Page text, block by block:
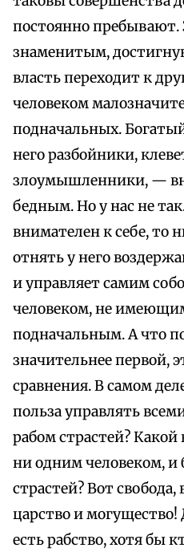
постоянно пребывают.
знаменитым,
власть переходит к
человеком
подначальных.
него разбойники,
злоумышленники, —
бедным. Но у нас не
внимателен к себе, то
отнять у него
и управляет самим
человеком, не
подначальным. А что
значительнее первой,
сравнения. В самом
польза управлять
рабом страстей?
ни одним человеком, и
страстей? Вот свобода,
царство и могущество!
есть рабство, хотя бы